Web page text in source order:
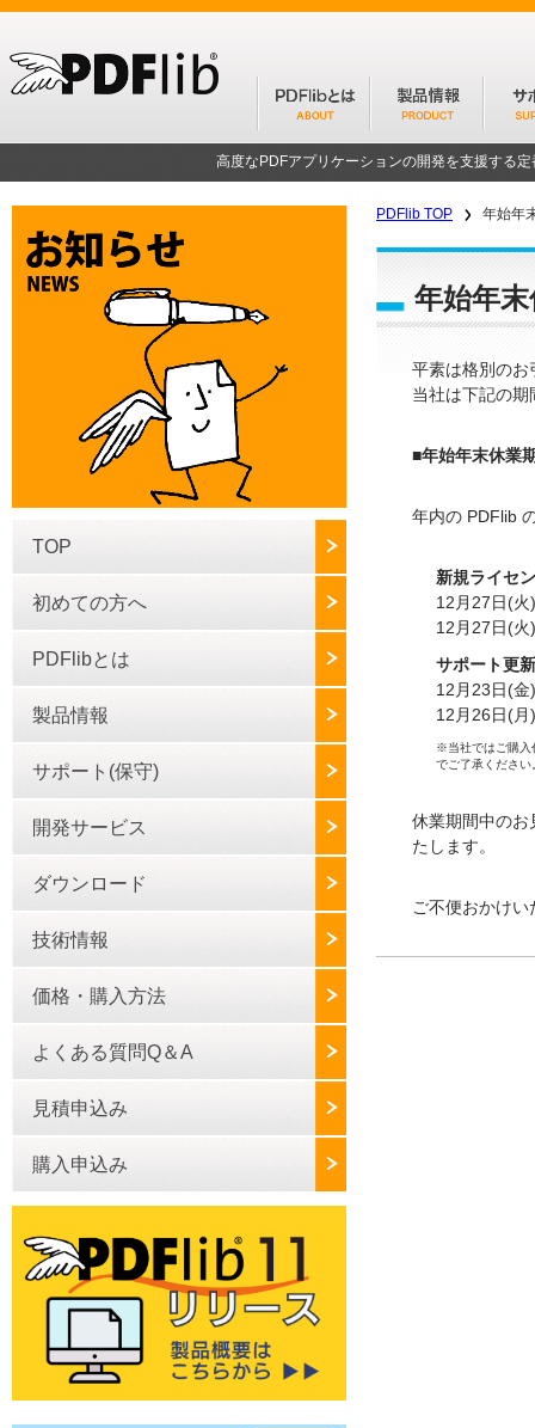
高度なPDFアプリケーションの開発を支援する
TOP
初めての方へ
PDFlibとは
製品情報
サポート(保守)
開発サービス
ダウンロード
技術情報
価格・購入方法
よくある質問Q＆A
見積申込み
購入申込み
PDFlib TOP 年始年
年始年
平素は格別のお
当社は下記の
■年始年末休業
年内の PDFlib
新規ライセ
12月27日(
12月27日(
サポート更
12月23日(
12月26日(
※当社ではご購入
でご了承ください
休業期間中のお
たします。
ご不便おかけ